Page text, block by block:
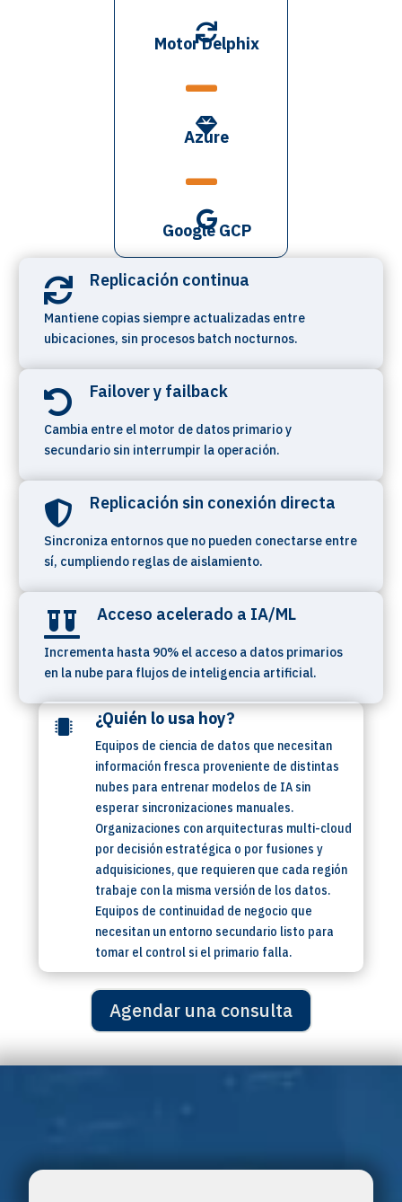

Motor Delphix


Azure


Google GCP
 Replicación continua
Mantiene copias siempre actualizadas entre
ubicaciones, sin procesos batch nocturnos.
 Failover y failback
Cambia entre el motor de datos primario y
secundario sin interrumpir la operación.
 Replicación sin conexión directa
Sincroniza entornos que no pueden conectarse entre
sí, cumpliendo reglas de aislamiento.
 Acceso acelerado a IA/ML
Incrementa hasta 90% el acceso a datos primarios
en la nube para flujos de inteligencia artificial.
 ¿Quién lo usa hoy?
Equipos de ciencia de datos que necesitan
información fresca proveniente de distintas
nubes para entrenar modelos de IA sin
esperar sincronizaciones manuales.
Organizaciones con arquitecturas multi-cloud
por decisión estratégica o por fusiones y
adquisiciones, que requieren que cada región
trabaje con la misma versión de los datos.
Equipos de continuidad de negocio que
necesitan un entorno secundario listo para
tomar el control si el primario falla.
Agendar una consulta